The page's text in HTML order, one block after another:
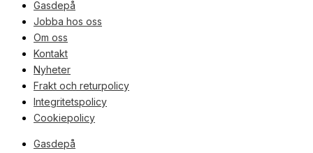
Gasdepå
Jobba hos oss
Om oss
Kontakt
Nyheter
Frakt och returpolicy
Integritetspolicy
Cookiepolicy
Gasdepå